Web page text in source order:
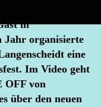
in
Jahr organisierte
eine
Im Video geht
OFF von
über den neuen